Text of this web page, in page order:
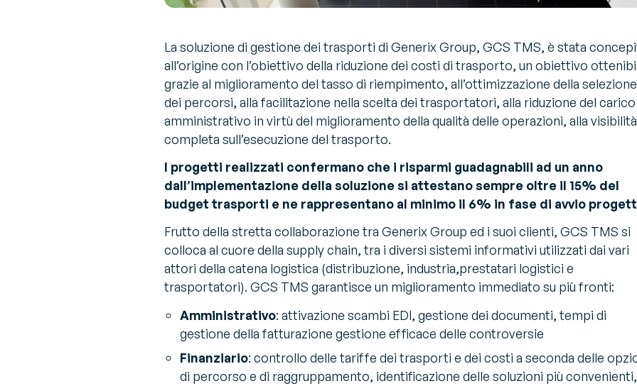
La soluzione di gestione dei trasporti di Generix Group, GCS TMS, è stata
all’origine con l’obiettivo della riduzione dei costi di trasporto, un obiettivo
grazie al miglioramento del tasso di riempimento, all’ottimizzazione della selezione
dei percorsi, alla facilitazione nella scelta dei trasportatori, alla riduzione del carico
amministrativo in virtù del miglioramento della qualità delle operazioni, alla visibilità
completa sull’esecuzione del trasporto.
I progetti realizzati confermano che i risparmi guadagnabili ad un anno
dall’implementazione della soluzione si attestano sempre oltre il 15% del
budget trasporti e ne rappresentano al minimo il 6% in fase di avvio
Frutto della stretta collaborazione tra Generix Group ed i suoi clienti, GCS TMS si
colloca al cuore della supply chain, tra i diversi sistemi informativi utilizzati dai vari
attori della catena logistica (distribuzione, industria,prestatari logistici e
trasportatori). GCS TMS garantisce un miglioramento immediato su più fronti:
Amministrativo: attivazione scambi EDI, gestione dei documenti, tempi di
gestione della fatturazione gestione efficace delle controversie
Finanziario: controllo delle tariffe dei trasporti e dei costi a seconda delle
di percorso e di raggruppamento, identificazione delle soluzioni più convenienti,